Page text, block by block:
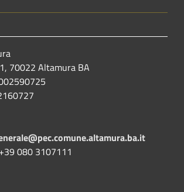
70022 Altamura BA
080 3107111